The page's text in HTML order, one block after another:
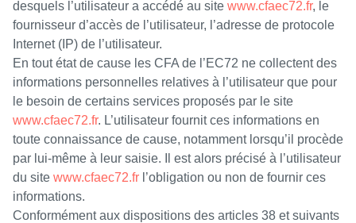
desquels l’utilisateur a accédé au site www.cfaec72.fr, le
fournisseur d’accès de l’utilisateur, l’adresse de protocole
Internet (IP) de l’utilisateur.
En tout état de cause les CFA de l’EC72 ne collectent des
informations personnelles relatives à l’utilisateur que pour
le besoin de certains services proposés par le site
www.cfaec72.fr. L’utilisateur fournit ces informations en
toute connaissance de cause, notamment lorsqu’il procède
par lui-même à leur saisie. Il est alors précisé à l’utilisateur
du site www.cfaec72.fr l’obligation ou non de fournir ces
informations.
Conformément aux dispositions des articles 38 et suivants